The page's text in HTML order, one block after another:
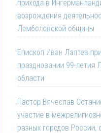
прихода в
возрождения
Лемболовской общины
Епископ Иван Лаптев
праздновании 99-летия
области
Пастор Вячеслав
участие в
разных городов России,